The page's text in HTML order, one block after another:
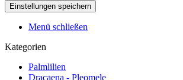
Menü schließen
Kategorien
Palmlilien
Dracaena - Pleomele